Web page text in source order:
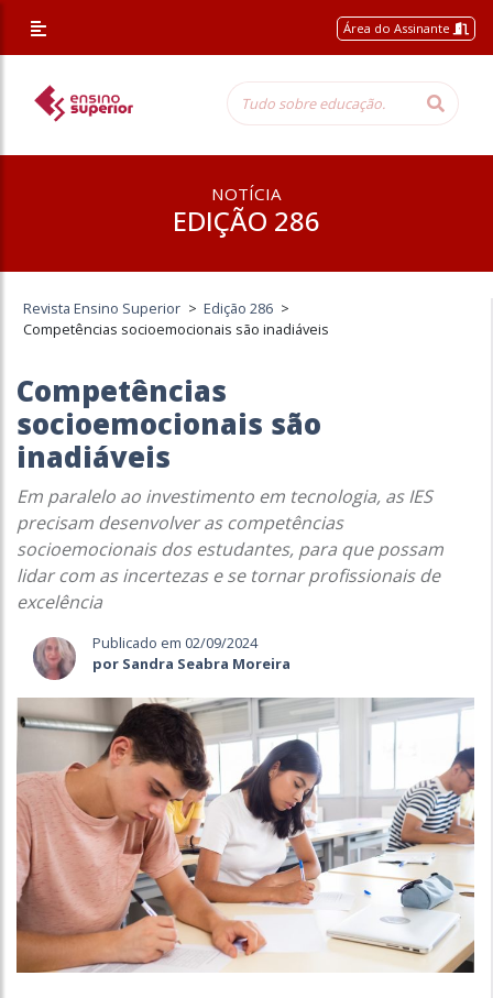
Área do Assinante
NOTÍCIA
EDIÇÃO 286
Revista Ensino Superior > Edição 286 >
Competências socioemocionais são inadiáveis
Competências
socioemocionais são
inadiáveis
Em paralelo ao investimento em tecnologia, as IES
precisam desenvolver as competências
socioemocionais dos estudantes, para que possam
lidar com as incertezas e se tornar profissionais de
excelência
Publicado em 02/09/2024
por Sandra Seabra Moreira